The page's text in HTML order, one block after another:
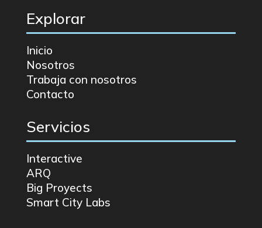
Explorar
Inicio
Nosotros
Trabaja con nosotros
Contacto
Servicios
Interactive
ARQ
Big Proyects
Smart City Labs